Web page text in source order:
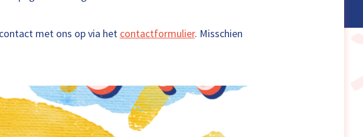
met ons op via het contactformulier. Misschien